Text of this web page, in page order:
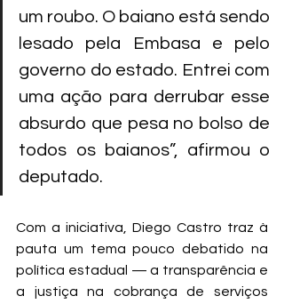
um roubo. O baiano está sendo
lesado pela Embasa e pelo
governo do estado. Entrei com
uma ação para derrubar esse
absurdo que pesa no bolso de
todos os baianos”, afirmou o
deputado.
Com a iniciativa, Diego Castro traz à
pauta um tema pouco debatido na
política estadual — a transparência e
a justiça na cobrança de serviços